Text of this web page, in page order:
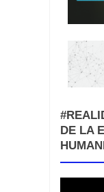
DE LA